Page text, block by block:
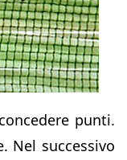
punti.
Nel successivo